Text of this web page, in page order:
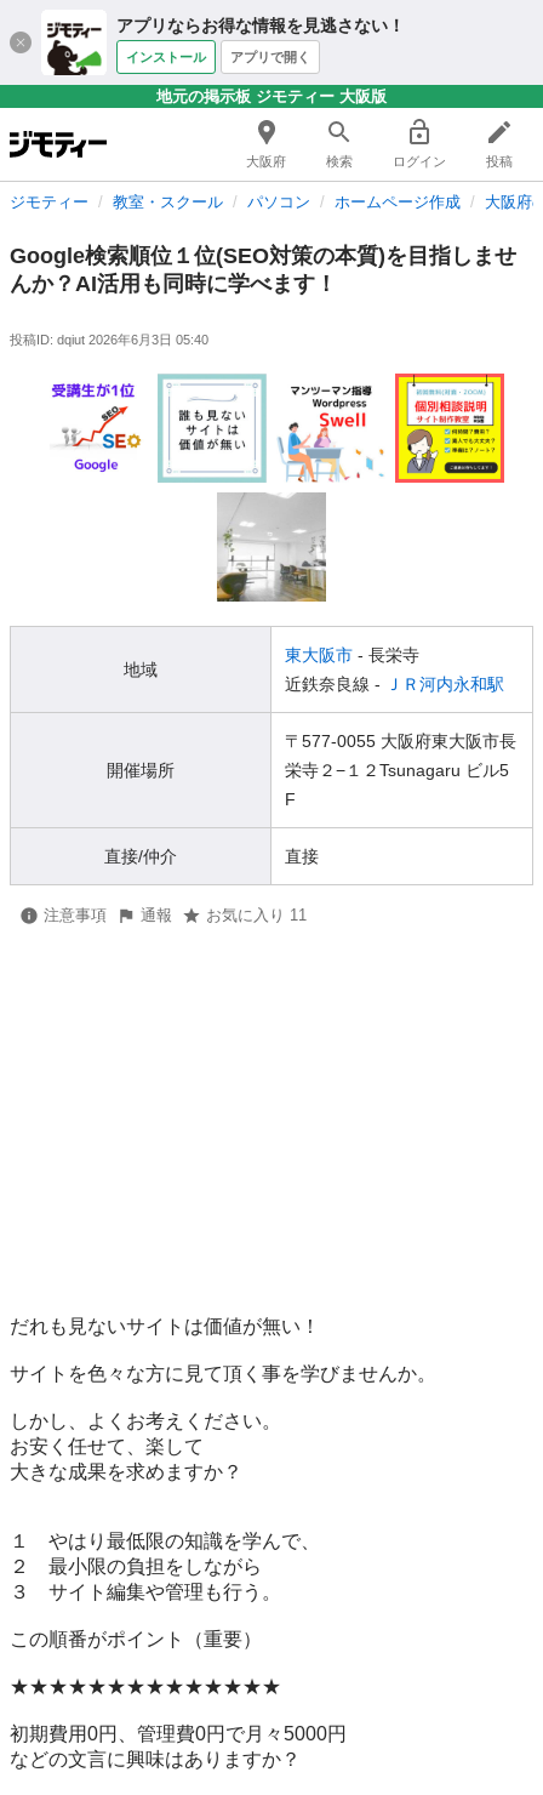
アプリならお得な情報を見逃さない！
インストール アプリで開く
地元の掲示板 ジモティー 大阪版
大阪府 検索 ログイン 投稿
ジモティー 教室・スクール パソコン ホームページ作成 大阪府
Google検索順位１位(SEO対策の本質)を目指しませ
んか？AI活用も同時に学べます！
投稿ID: dqiut 2026年6月3日 05:40
地域
東大阪市 - 長栄寺
近鉄奈良線 -
ＪＲ河内永和駅
開催場所
〒577-0055 大阪府東大阪市長
栄寺２−１２Tsunagaru ビル5
F
直接/仲介 直接
注意事項 通報 お気に入り 11
だれも見ないサイトは価値が無い！
サイトを色々な方に見て頂く事を学びませんか。
しかし、よくお考えください。
お安く任せて、楽して
大きな成果を求めますか？
１　やはり最低限の知識を学んで、
２　最小限の負担をしながら
３　サイト編集や管理も行う。
この順番がポイント（重要）
★★★★★★★★★★★★★★
初期費用0円、管理費0円で月々5000円
などの文言に興味はありますか？